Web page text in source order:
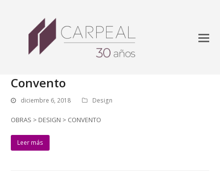
Convento
diciembre 6, 2018 Design
OBRAS > DESIGN > CONVENTO
Leer más